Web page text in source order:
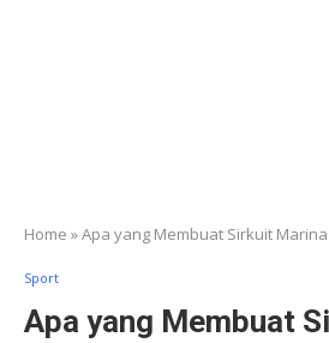
Home »Apa yang Membuat Sirkuit
Sport
Apa yang Membuat